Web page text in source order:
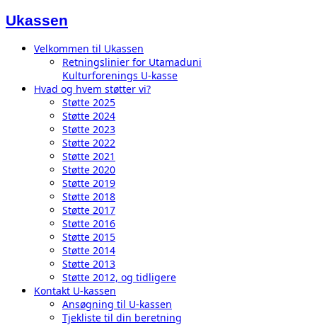
Ukassen
Velkommen til Ukassen
Retningslinier for Utamaduni
Kulturforenings U-kasse
Hvad og hvem støtter vi?
Støtte 2025
Støtte 2024
Støtte 2023
Støtte 2022
Støtte 2021
Støtte 2020
Støtte 2019
Støtte 2018
Støtte 2017
Støtte 2016
Støtte 2015
Støtte 2014
Støtte 2013
Støtte 2012, og tidligere
Kontakt U-kassen
Ansøgning til U-kassen
Tjekliste til din beretning